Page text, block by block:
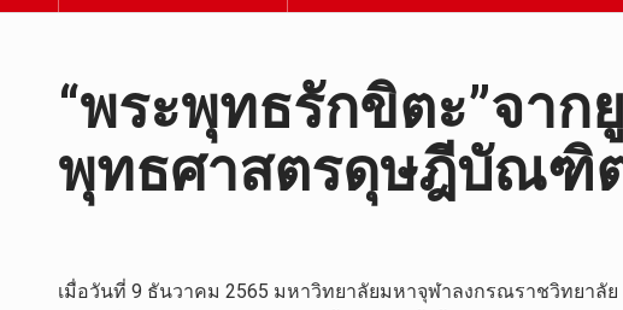
“พระพุทธรักขิตะ”จา
พุทธศาสตรดุษฎีบัณฑิ
เมื่อวันที่ 9 ธันวาคม 2565 มหาวิทยาลัยมหาจุฬาลงกรณราชวิทยาลั